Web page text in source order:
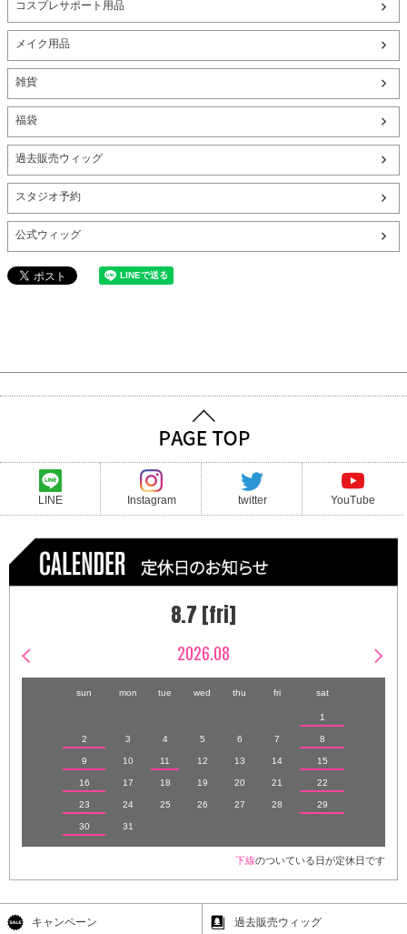
コスプレサポート用品
メイク用品
雑貨
福袋
過去販売ウィッグ
スタジオ予約
公式ウィッグ
LINE Instagram twitter YouTube
8.7 [fri]
2026.08
sun mon tue wed thu fri sat
1
2 3 4 5 6 7 8
9 10 11 12 13 14 15
16 17 18 19 20 21 22
23 24 25 26 27 28 29
30 31
下線のついている日が定休日です
キャンペーン 過去販売ウィッグ